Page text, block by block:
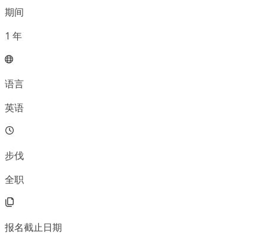
期间
1 年
语言
英语
步伐
全职
报名截止日期